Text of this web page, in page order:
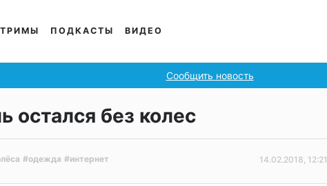
ПОДКАСТЫ ВИДЕО
Сообщить новость
остался без колес
#одежда #интернет 14.02.2018, 12:21